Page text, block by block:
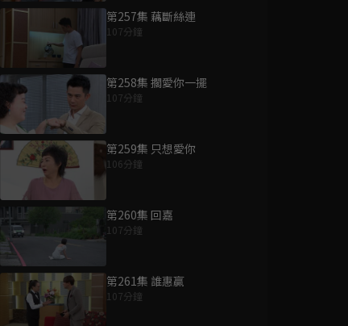
第257集 藕斷絲連
107分鐘
第258集 擱愛你一擺
107分鐘
第259集 只想愛你
106分鐘
第260集 回嘉
107分鐘
第261集 誰惠贏
107分鐘